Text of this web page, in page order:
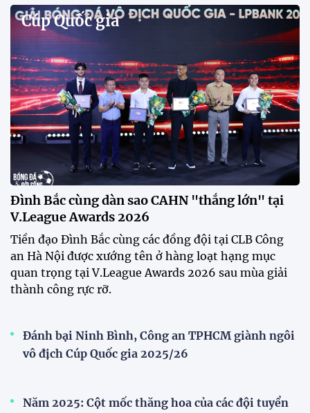
tập để theo dõi sao nhập tịch tuyển Việt Nam
Buổi tập của tuyển Việt Nam chiều nay (29/7) bất
ngờ thu hút sự chú ý của truyền thông Singapore
khi một phóng viên có mặt tại sân để trực tiếp theo
dõi màn thể hiện của các ngôi sao nhập tịch.
Đình Bắc cùng dàn sao CAHN "thắng lớn" tại
V.League Awards 2026
Festival bóng đá nữ trẻ 2026 lan tỏa đam mê tại
Đồng Tháp
Bóng đá Việt Nam nhận giải thưởng đặc biệt từ
AFC
Bóng đá nữ Việt Nam đón cú hích lớn trước mùa
giải 2026
Đội tuyển trẻ